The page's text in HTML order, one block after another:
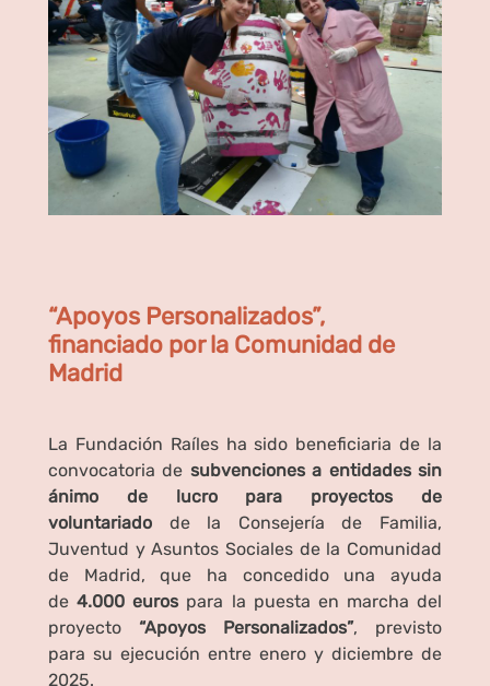
“Apoyos Personalizados”,
financiado por la Comunidad de
Madrid
La Fundación Raíles ha sido beneficiaria de la
convocatoria de subvenciones a entidades sin
ánimo de lucro para proyectos de
voluntariado de la Consejería de Familia,
Juventud y Asuntos Sociales de la Comunidad
de Madrid, que ha concedido una ayuda
de4.000 euros para la puesta en marcha del
proyecto “Apoyos Personalizados”, previsto
para su ejecución entre enero y diciembre de
2025.